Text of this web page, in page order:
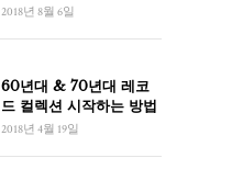
2018년 8월 6일
60년대 & 70년대 레코
드 컬렉션 시작하는 방법
2018년 4월 19일